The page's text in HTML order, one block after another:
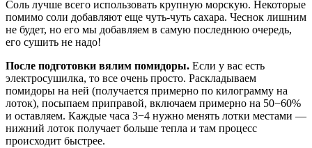
Соль лучше всего использовать крупную морскую. Некоторые
помимо соли добавляют еще чуть-чуть сахара. Чеснок лишним
не будет, но его мы добавляем в самую последнюю очередь,
его сушить не надо!
После подготовки вялим помидоры. Если у вас есть
электросушилка, то все очень просто. Раскладываем
помидоры на ней (получается примерно по килограмму на
лоток), посыпаем приправой, включаем примерно на 50−60%
и оставляем. Каждые часа 3−4 нужно менять лотки местами —
нижний лоток получает больше тепла и там процесс
происходит быстрее.